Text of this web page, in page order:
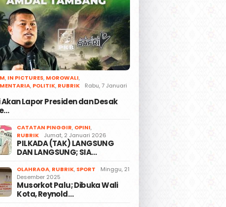
, IN PICTURES, MOROWALI,
, POLITIK, RUBRIK
Rabu, 7 Januari
Lapor Presiden dan Desak
CATATAN PINGGIR, OPINI,
RUBRIK
Jumat, 2 Januari 2026
PILKADA (TAK) LANGSUNG
DAN LANGSUNG; SIA…
OLAHRAGA, RUBRIK, SPORT
Minggu, 21
Desember 2025
Musorkot Palu; Dibuka Wali
Kota, Reynold…